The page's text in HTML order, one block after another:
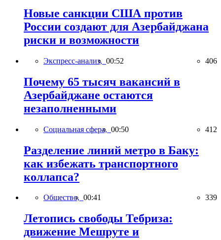
Новые санкции США против
России создают для Азербайджана
риски и возможности
Экспресс-анализ, 00:52 406
Почему 65 тысяч вакансий в
Азербайджане остаются
незаполненными
Социальная сфера, 00:50 412
Разделение линий метро в Баку:
как избежать транспортного
коллапса?
Общество, 00:41 339
Летопись свободы Тебриза:
движение Мешруте и